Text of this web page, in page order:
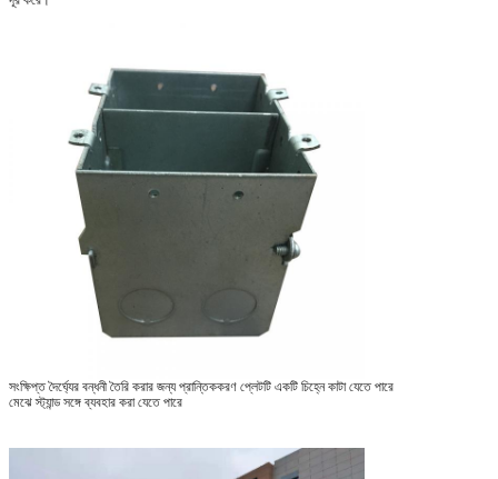
সংক্ষিপ্ত দৈর্ঘ্যের বন্ধনী তৈরি করার জন্য প্রান্তিককরণ প্লেটটি একটি চিহ্নে কাটা যেতে পারে
মেঝে স্ট্যান্ড সঙ্গে ব্যবহার করা যেতে পারে